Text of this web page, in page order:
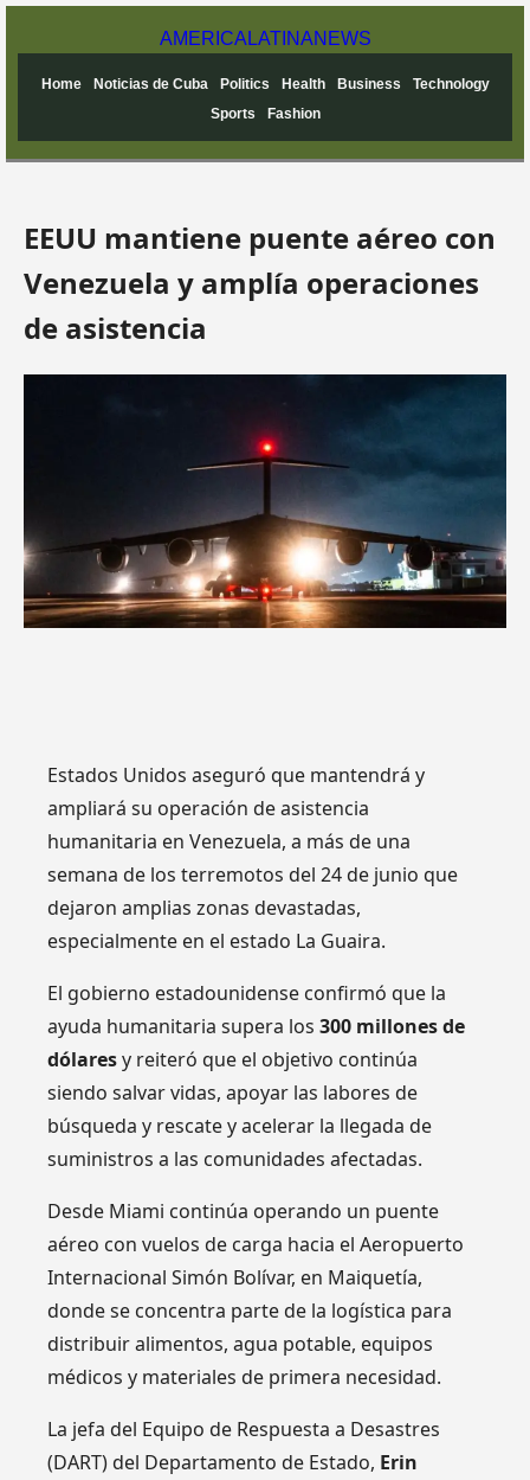
AMERICA LATINANEWS
Home Noticias de Cuba Politics Health Business
Technology
Sports
Fashion
EEUU mantiene puente aéreo con
Venezuela y amplía operaciones
de asistencia
Estados Unidos aseguró que mantendrá y
ampliará su operación de asistencia
humanitaria en Venezuela, a más de una
semana de los terremotos del 24 de junio que
dejaron amplias zonas devastadas,
especialmente en el estado La Guaira.
El gobierno estadounidense confirmó que la
ayuda humanitaria supera los300 millones de
dólaresy reiteró que el objetivo continúa
siendo salvar vidas, apoyar las labores de
búsqueda y rescate y acelerar la llegada de
suministros a las comunidades afectadas.
Desde Miami continúa operando un puente
aéreo con vuelos de carga hacia el Aeropuerto
Internacional Simón Bolívar, en Maiquetía,
donde se concentra parte de la logística para
distribuir alimentos, agua potable, equipos
médicos y materiales de primera necesidad.
La jefa del Equipo de Respuesta a Desastres
(DART) del Departamento de Estado, Erin